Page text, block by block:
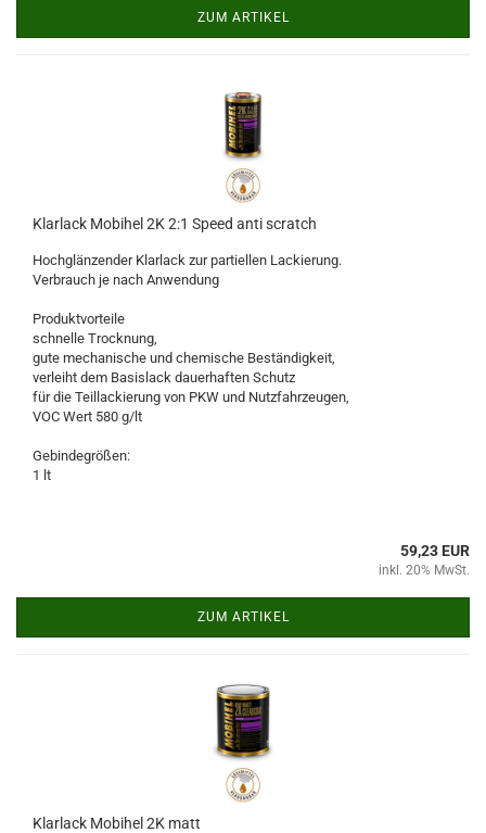
ZUM ARTIKEL
Klarlack Mobihel 2K 2:1 Speed anti scratch
Hochglänzender Klarlack zur partiellen Lackierung.
Verbrauch je nach Anwendung
Produktvorteile
schnelle Trocknung,
gute mechanische und chemische Beständigkeit,
verleiht dem Basislack dauerhaften Schutz
für die Teillackierung von PKW und Nutzfahrzeugen,
VOC Wert 580 g/lt
Gebindegrößen:
1 lt
59,23 EUR
inkl. 20% MwSt.
ZUM ARTIKEL
Klarlack Mobihel 2K matt